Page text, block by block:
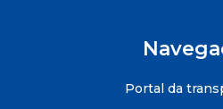
Portal da